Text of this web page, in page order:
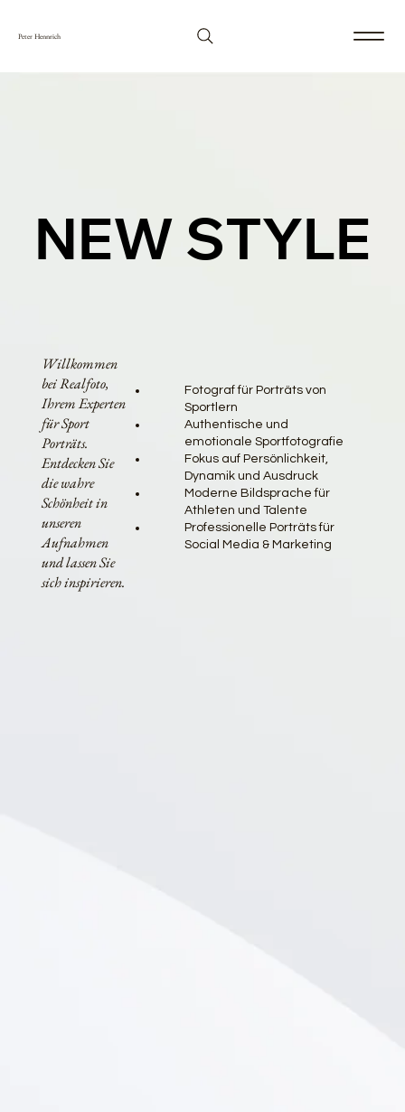
Peter Hennrich
Willkommen
bei Realfoto,
Ihrem Experten
für Sport
Porträts.
Entdecken Sie
die wahre
Schönheit in
unseren
Aufnahmen
und lassen Sie
sich inspirieren.
Fotograf für Porträts von
Sportlern
Authentische und
emotionale Sportfotografie
Fokus auf Persönlichkeit,
Dynamik und Ausdruck
Moderne Bildsprache für
Athleten und Talente
Professionelle Porträts für
Social Media & Marketing
NEW STYLE
NEW STYLE